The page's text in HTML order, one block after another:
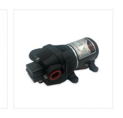
Wasserpumpe für
Schiffe